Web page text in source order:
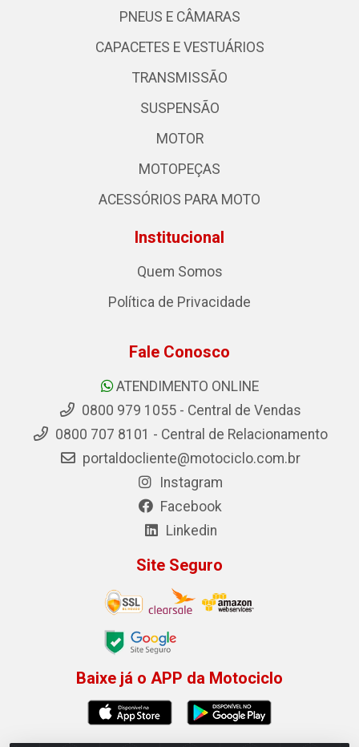
PNEUS E CÂMARAS
CAPACETES E VESTUÁRIOS
TRANSMISSÃO
SUSPENSÃO
MOTOR
MOTOPEÇAS
ACESSÓRIOS PARA MOTO
Institucional
Quem Somos
Política de Privacidade
Fale Conosco
ATENDIMENTO ONLINE
0800 979 1055 - Central de Vendas
0800 707 8101 - Central de Relacionamento
portaldocliente@motociclo.com.br
Instagram
Facebook
Linkedin
Site Seguro
Baixe já o APP da Motociclo